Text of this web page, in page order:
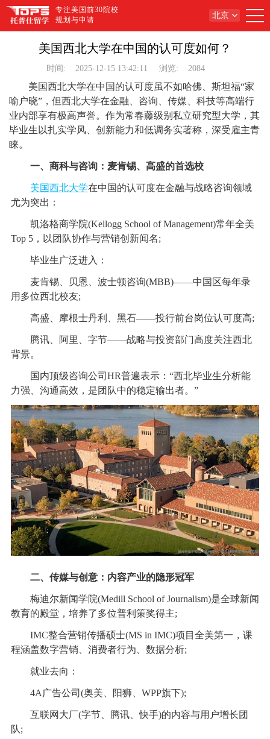
专注美国前30院校
规划与申请
北京
美国西北大学在中国的认可度如何？
时间: 2025-12-15 13:42:11 浏览: 2084
美国西北大学在中国的认可度虽不如哈佛、斯坦福“家
喻户晓”，但西北大学在金融、咨询、传媒、科技等高端行
业内部享有极高声誉。作为常春藤级别私立研究型大学，其
毕业生以扎实学风、创新能力和低调务实著称，深受雇主青
睐。
一、商科与咨询：麦肯锡、高盛的首选校
美国西北大学在中国的认可度在金融与战略咨询领域
尤为突出：
凯洛格商学院(Kellogg School of Management)常年全美
Top 5，以团队协作与营销创新闻名;
毕业生广泛进入：
麦肯锡、贝恩、波士顿咨询(MBB)——中国区每年录
用多位西北校友;
高盛、摩根士丹利、黑石——投行前台岗位认可度高;
腾讯、阿里、字节——战略与投资部门高度关注西北
背景。
国内顶级咨询公司HR普遍表示：“西北毕业生分析能
力强、沟通高效，是团队中的稳定输出者。”
二、传媒与创意：内容产业的隐形冠军
梅迪尔新闻学院(Medill School of Journalism)是全球新闻
教育的殿堂，培养了多位普利策奖得主;
IMC整合营销传播硕士(MS in IMC)项目全美第一，课
程涵盖数字营销、消费者行为、数据分析;
就业去向：
4A广告公司(奥美、阳狮、WPP旗下);
互联网大厂(字节、腾讯、快手)的内容与用户增长团
队;